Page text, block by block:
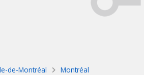
de-Montréal Montréal